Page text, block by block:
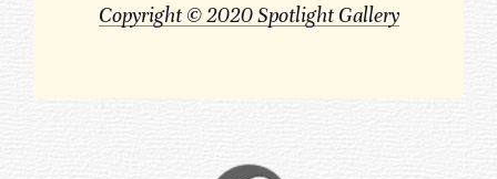
Copyright © 2020 Spotlight Gallery